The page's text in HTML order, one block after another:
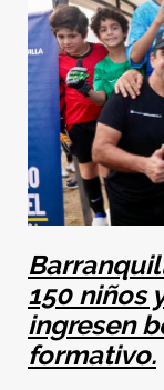
150 niños
ingresen
formativo.